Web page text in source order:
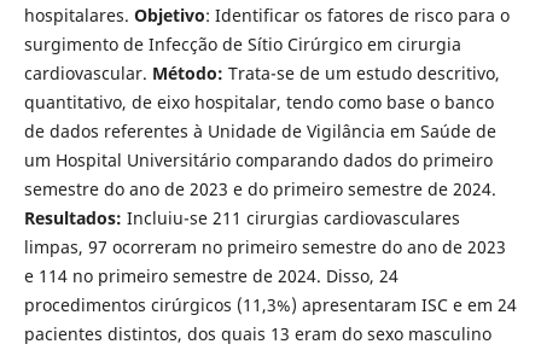
hospitalares. Objetivo: Identificar os fatores de risco para o
surgimento de Infecção de Sítio Cirúrgico em cirurgia
cardiovascular. Método: Trata-se de um estudo descritivo,
quantitativo, de eixo hospitalar, tendo como base o banco
de dados referentes à Unidade de Vigilância em Saúde de
um Hospital Universitário comparando dados do primeiro
semestre do ano de 2023 e do primeiro semestre de 2024.
Resultados: Incluiu-se 211 cirurgias cardiovasculares
limpas, 97 ocorreram no primeiro semestre do ano de 2023
e 114 no primeiro semestre de 2024. Disso, 24
procedimentos cirúrgicos (11,3%) apresentaram ISC e em 24
pacientes distintos, dos quais 13 eram do sexo masculino